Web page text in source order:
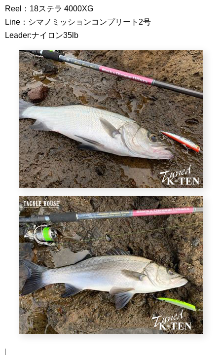
Reel：18ステラ 4000XG
Line：シマノミッションコンプリート2号
Leader:ナイロン35lb